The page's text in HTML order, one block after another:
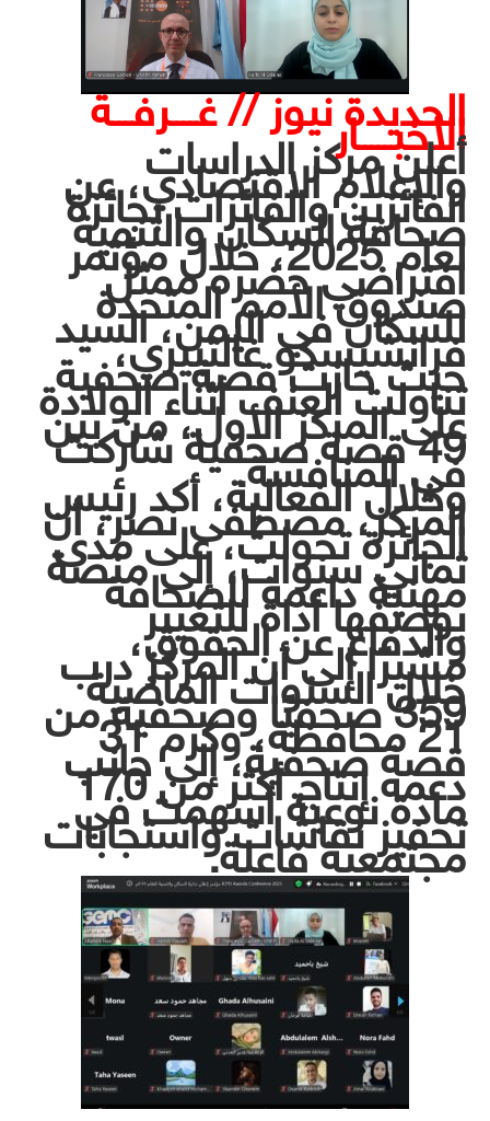
الحديدة نيوز // غــــرفـــة
الأخبـــــار
أعلن مركز الدراسات
والإعلام الاقتصادي، عن
الفائزين والفائزات بجائزة
صحافة السكان والتنمية
لعام 2025، خلال مؤتمر
افتراضي حضره ممثل
صندوق الأمم المتحدة
للسكان في اليمن، السيد
فرانشيسكو غالتييري،
حيث حازت قصة صحفية
تناولت العنف أثناء الولادة
على المركز الأول، من بين
49 قصة صحفية شاركت
في المنافسة.
وخلال الفعالية، أكد رئيس
المركز، مصطفى نصر، أن
الجائزة تحولت، على مدى
ثماني سنوات، إلى منصة
مهنية داعمة للصحافة
بوصفها أداة للتغيير
والدفاع عن الحقوق،
مشيرًا إلى أن المركز درب
خلال السنوات الماضية
359 صحفيًا وصحفية من
21 محافظة، وكرم 31
قصة صحفية، إلى جانب
دعمه إنتاج أكثر من 170
مادة نوعية أسهمت في
تحفيز نقاشات واستجابات
مجتمعية فاعلة.